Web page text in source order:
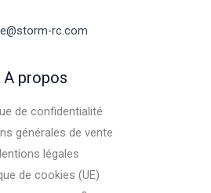
rc.com
A propos
de confidentialité
générales de vente
légales
de cookies (UE)